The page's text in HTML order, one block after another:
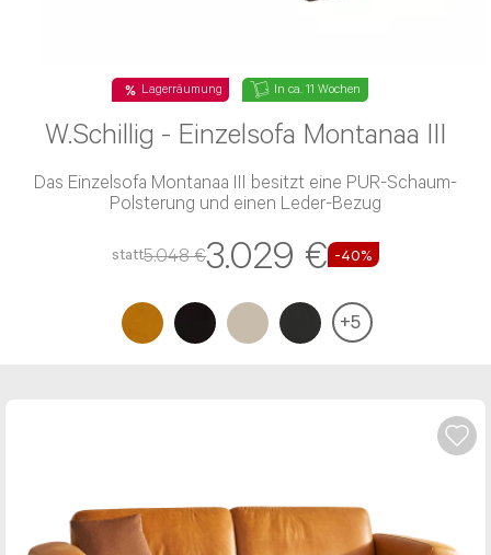
Lagerräumung In ca. 11 Wochen
W.Schillig - Einzelsofa Montanaa III
Das Einzelsofa Montanaa III besitzt eine PUR-Schaum-
Polsterung und einen Leder-Bezug
statt5.048 €3.029 € -40%
+5